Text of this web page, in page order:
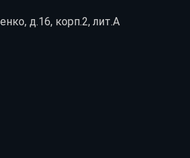
д.16, корп.2, лит.А